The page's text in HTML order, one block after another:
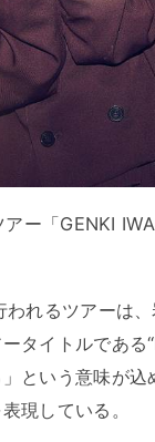
ー「GENKI
れるツアーは
タイトルであ
という意味が
現している。